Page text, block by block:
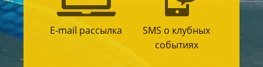
E-mail рассылка
SMS о клубных
событиях